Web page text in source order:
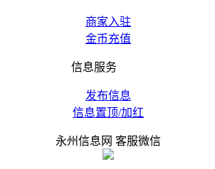
商家入驻
金币充值
信息服务
发布信息
信息置顶/加红
永州信息网 客服微信